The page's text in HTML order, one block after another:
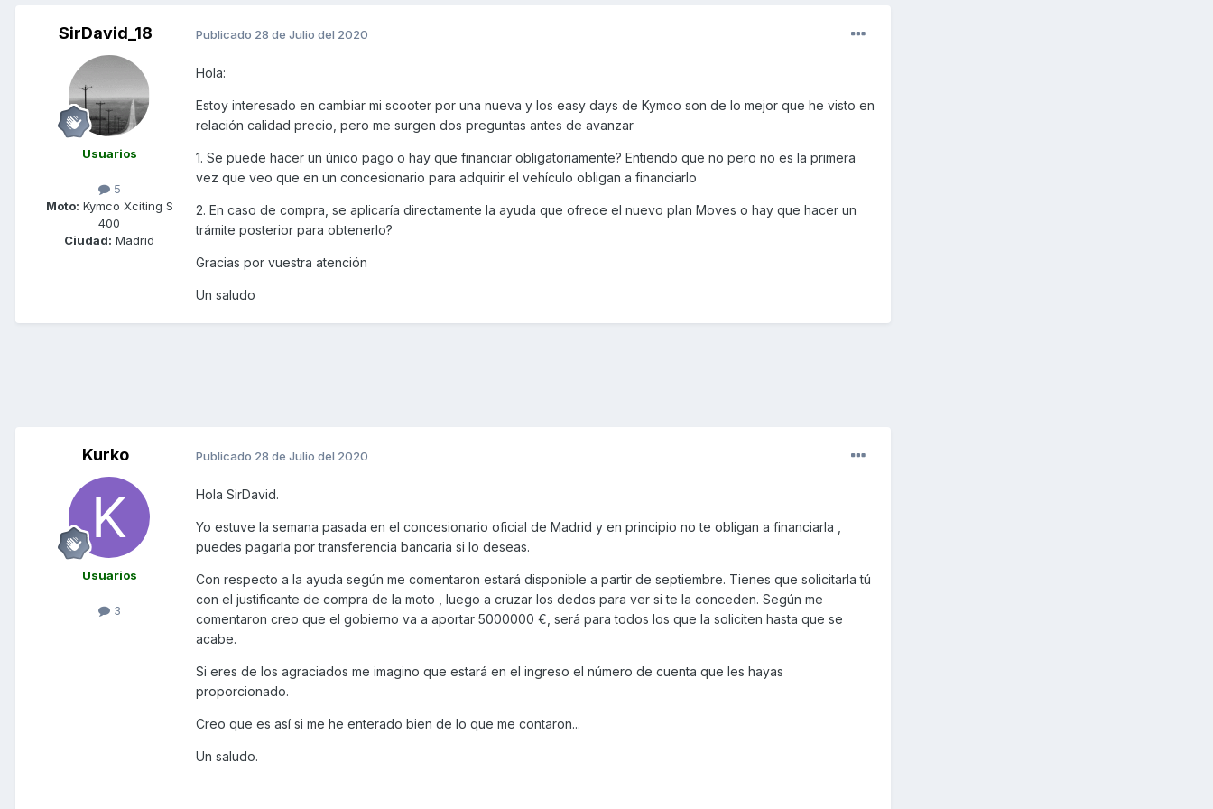
SirDavid_18
Usuarios
5
Moto: Kymco Xciting S
400
Ciudad: Madrid
Publicado 28 de Julio del 2020
Hola:
Estoy interesado en cambiar mi scooter por una nueva y los easy days de Kymco son de lo mejor que he visto en
relación calidad precio, pero me surgen dos preguntas antes de avanzar
1. Se puede hacer un único pago o hay que financiar obligatoriamente? Entiendo que no pero no es la primera
vez que veo que en un concesionario para adquirir el vehículo obligan a financiarlo
2. En caso de compra, se aplicaría directamente la ayuda que ofrece el nuevo plan Moves o hay que hacer un
trámite posterior para obtenerlo?
Gracias por vuestra atención
Un saludo
Kurko
Usuarios
3
Publicado 28 de Julio del 2020
Hola SirDavid.
Yo estuve la semana pasada en el concesionario oficial de Madrid y en principio no te obligan a financiarla ,
puedes pagarla por transferencia bancaria si lo deseas.
Con respecto a la ayuda según me comentaron estará disponible a partir de septiembre. Tienes que solicitarla tú
con el justificante de compra de la moto , luego a cruzar los dedos para ver si te la conceden. Según me
comentaron creo que el gobierno va a aportar 5000000 €, será para todos los que la soliciten hasta que se
acabe.
Si eres de los agraciados me imagino que estará en el ingreso el número de cuenta que les hayas
proporcionado.
Creo que es así si me he enterado bien de lo que me contaron...
Un saludo.